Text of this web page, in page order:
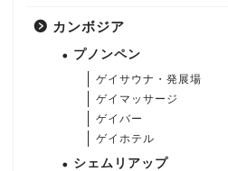
カンボジア
プノンペン
ゲイサウナ・発展場
ゲイマッサージ
ゲイバー
ゲイホテル
シェムリアップ